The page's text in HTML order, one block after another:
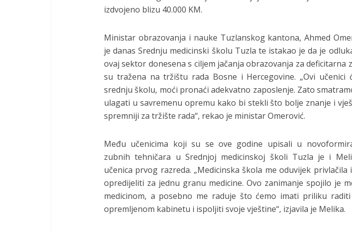
izdvojeno blizu 40.000 KM.
Ministar obrazovanja i nauke Tuzlanskog kantona, Ahmed
je danas Srednju medicinski školu Tuzla te istakao je da je
ovaj sektor donesena s ciljem jačanja obrazovanja za deficitarna
su tražena na tržištu rada Bosne i Hercegovine. „Ovi učenici
srednju školu, moći pronaći adekvatno zaposlenje. Zato
ulagati u savremenu opremu kako bi stekli što bolje znanje i
spremniji za tržište rada“, rekao je ministar Omerović.
Među učenicima koji su se ove godine upisali u
zubnih tehničara u Srednjoj medicinskoj školi Tuzla je i
učenica prvog razreda. „Medicinska škola me oduvijek privlačila
opredijeliti za jednu granu medicine. Ovo zanimanje spojilo je
medicinom, a posebno me raduje što ćemo imati priliku
opremljenom kabinetu i ispoljiti svoje vještine“, izjavila je Melika.